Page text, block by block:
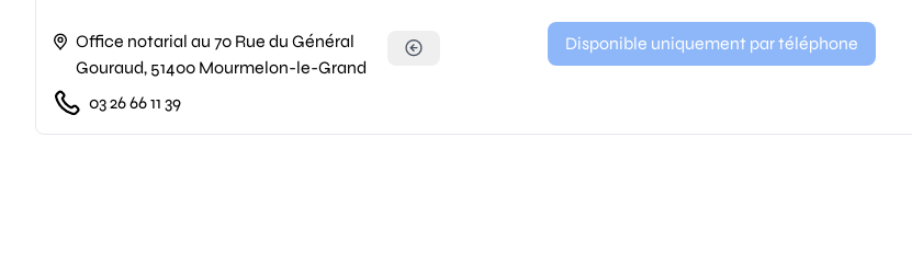
Office notarial au 70 Rue du Général
Gouraud, 51400 Mourmelon-le-Grand
03 26 66 11 39
Disponible uniquement par téléphone